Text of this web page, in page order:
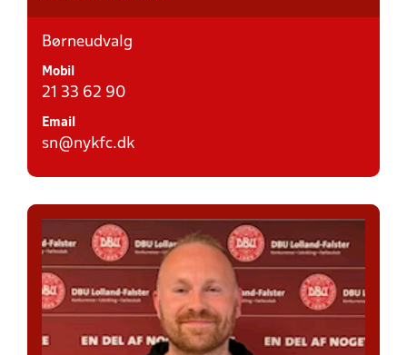
Børneudvalg
Mobil
21 33 62 90
Email
sn@nykfc.dk